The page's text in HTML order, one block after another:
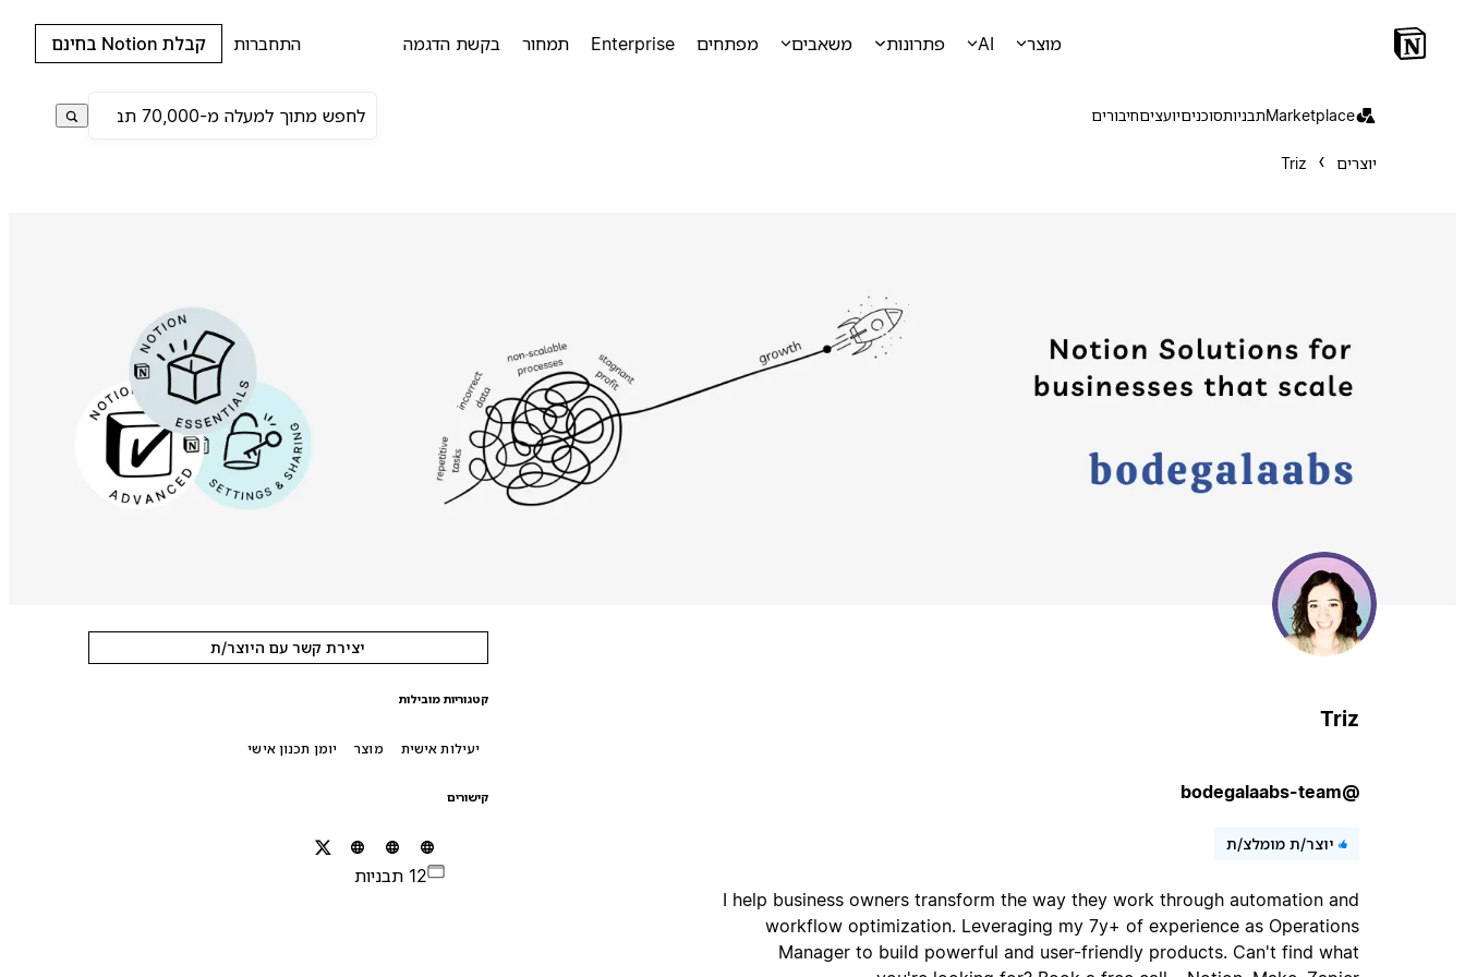
מוצר AI פתרונות משאבים מפתחים Enterprise תמחור בקשת הדגמה התחברות קבלת Notion בחינם
Marketplaceתבניותסוכניםיועציםחיבורים
יוצרים Triz
Triz
@bodegalaabs-team
יוצר/ת מומלצ/ת
I help business owners transform the way they work through automation and
workflow optimization. Leveraging my 7y+ of experience as Operations
Manager to build powerful and user-friendly products. Can't find what
יצירת קשר עם היוצר/ת
קטגוריות מובילות
יעילות אישית מוצר יומן תכנון אישי
קישורים
12 תבניות